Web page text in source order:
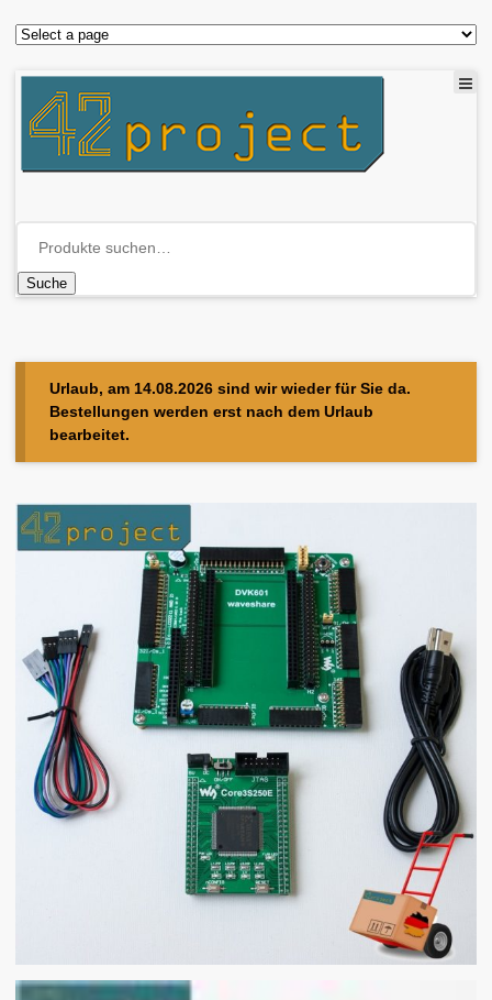
Suche
Urlaub, am 14.08.2026 sind wir wieder für Sie da.
Bestellungen werden erst nach dem Urlaub
bearbeitet.